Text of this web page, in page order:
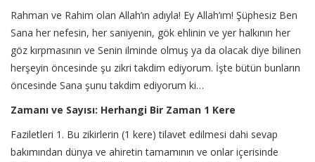
Rahman ve Rahim olan Allah’ın adıyla! Ey Allah’ım! Şüphesiz Ben
Sana her nefesin, her saniyenin, gök ehlinin ve yer halkının her
göz kırpmasının ve Senin ilminde olmuş ya da olacak diye bilinen
herşeyin öncesinde şu zikri takdim ediyorum. İşte bütün bunların
öncesinde Sana şunu takdim ediyorum ki…
Zamanı ve Sayısı: Herhangi Bir Zaman 1 Kere
Faziletleri 1. Bu zikirlerin (1 kere) tilavet edilmesi dahi sevap
bakımından dünya ve ahiretin tamamının ve onlar içerisinde